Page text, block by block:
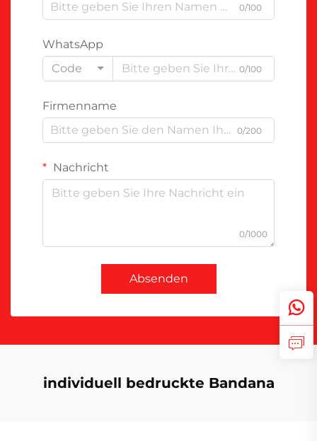
0/100
WhatsApp
Code
0/100
Firmenname
0/200
Nachricht
0/1000
Absenden
individuell bedruckte Bandana